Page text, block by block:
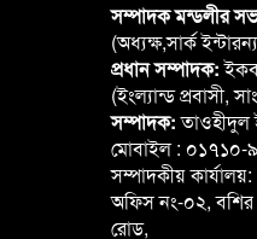
সম্পাদক মন্ডলীর
(অধ্যক্ষ,সার্ক
প্রধান সম্পাদক:
(ইংল্যান্ড প্রবাসী,
সম্পাদক:তাওহীদুল
মোবাইল :
সম্পাদকীয় কার্যালয়:
অফিস নং-০২, বশির
রোড,